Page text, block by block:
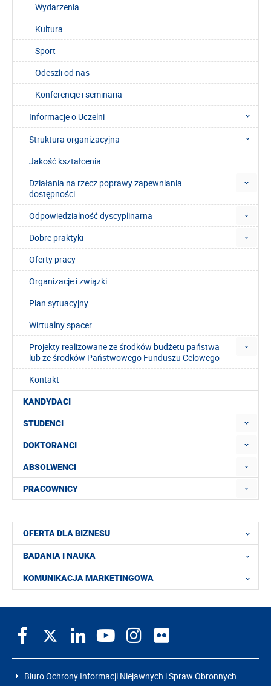
Wydarzenia
Kultura
Sport
Odeszli od nas
Konferencje i seminaria
Informacje o Uczelni
Struktura organizacyjna
Jakość kształcenia
Działania na rzecz poprawy zapewniania
dostępności
Odpowiedzialność dyscyplinarna
Dobre praktyki
Oferty pracy
Organizacje i związki
Plan sytuacyjny
Wirtualny spacer
Projekty realizowane ze środków budżetu państwa
lub ze środków Państwowego Funduszu Celowego
Kontakt
KANDYDACI
STUDENCI
DOKTORANCI
ABSOLWENCI
PRACOWNICY
OFERTA DLA BIZNESU
BADANIA I NAUKA
KOMUNIKACJA MARKETINGOWA
Biuro Ochrony Informacji Niejawnych i Spraw Obronnych